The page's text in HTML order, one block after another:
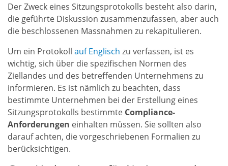
Der Zweck eines Sitzungsprotokolls besteht also darin,
die geführte Diskussion zusammenzufassen, aber auch
die beschlossenen Massnahmen zu rekapitulieren.
Um ein Protokoll auf Englisch zu verfassen, ist es
wichtig, sich über die spezifischen Normen des
Ziellandes und des betreffenden Unternehmens zu
informieren. Es ist nämlich zu beachten, dass
bestimmte Unternehmen bei der Erstellung eines
Sitzungsprotokolls bestimmte Compliance-
Anforderungen einhalten müssen. Sie sollten also
darauf achten, die vorgeschriebenen Formalien zu
berücksichtigen.